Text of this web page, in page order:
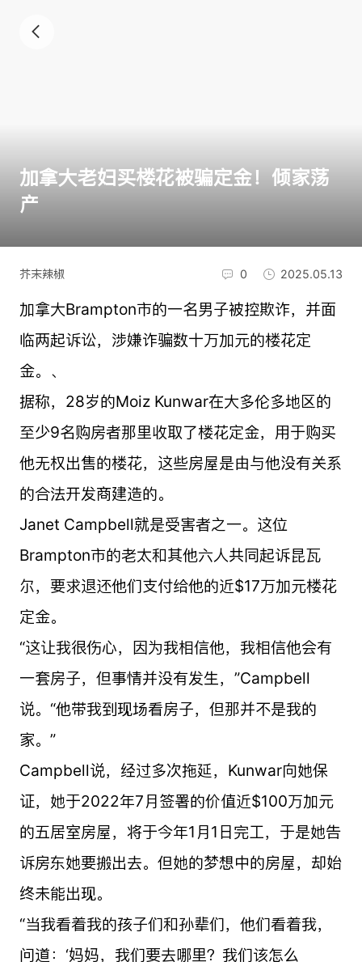
加拿大老妇买楼花被骗定金！倾家荡
产
芥末辣椒 0 2025.05.13
加拿大Brampton市的一名男子被控欺诈，并面
临两起诉讼，涉嫌诈骗数十万加元的楼花定
金。、
据称，28岁的Moiz Kunwar在大多伦多地区的
至少9名购房者那里收取了楼花定金，用于购买
他无权出售的楼花，这些房屋是由与他没有关系
的合法开发商建造的。
Janet Campbell就是受害者之一。这位
Brampton市的老太和其他六人共同起诉昆瓦
尔，要求退还他们支付给他的近$17万加元楼花
定金。
“这让我很伤心，因为我相信他，我相信他会有
一套房子，但事情并没有发生，”Campbell
说。“他带我到现场看房子，但那并不是我的
家。”
Campbell说，经过多次拖延，Kunwar向她保
证，她于2022年7月签署的价值近$100万加元
的五居室房屋，将于今年1月1日完工，于是她告
诉房东她要搬出去。但她的梦想中的房屋，却始
终未能出现。
“当我看着我的孩子们和孙辈们，他们看着我，
问道：‘妈妈，我们要去哪里？我们该怎么